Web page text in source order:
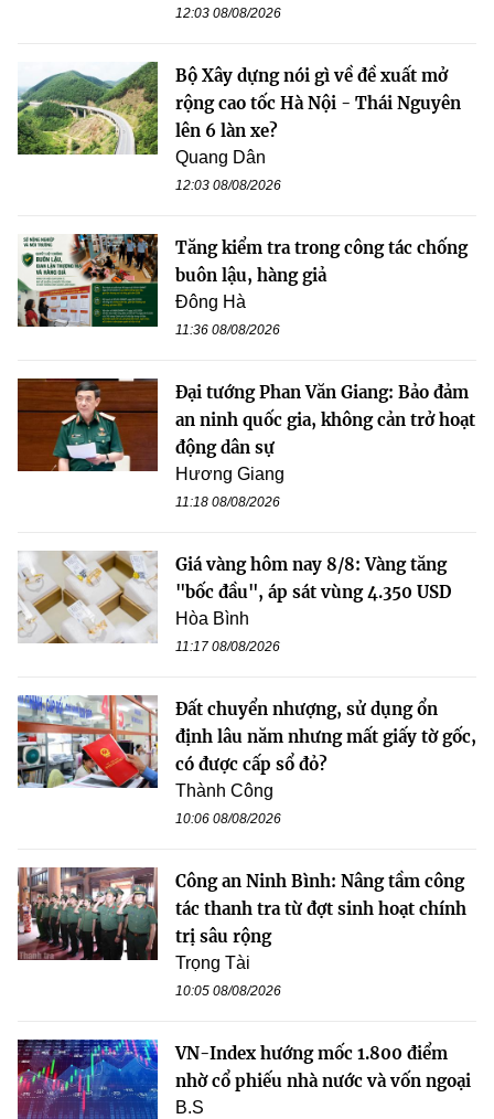
12:03 08/08/2026
Bộ Xây dựng nói gì về đề xuất mở
rộng cao tốc Hà Nội - Thái Nguyên
lên 6 làn xe?
Quang Dân
12:03 08/08/2026
Tăng kiểm tra trong công tác chống
buôn lậu, hàng giả
Đông Hà
11:36 08/08/2026
Đại tướng Phan Văn Giang: Bảo đảm
an ninh quốc gia, không cản trở hoạt
động dân sự
Hương Giang
11:18 08/08/2026
Giá vàng hôm nay 8/8: Vàng tăng
"bốc đầu", áp sát vùng 4.350 USD
Hòa Bình
11:17 08/08/2026
Đất chuyển nhượng, sử dụng ổn
định lâu năm nhưng mất giấy tờ gốc,
có được cấp sổ đỏ?
Thành Công
10:06 08/08/2026
Công an Ninh Bình: Nâng tầm công
tác thanh tra từ đợt sinh hoạt chính
trị sâu rộng
Trọng Tài
10:05 08/08/2026
VN-Index hướng mốc 1.800 điểm
nhờ cổ phiếu nhà nước và vốn ngoại
B.S